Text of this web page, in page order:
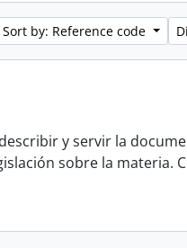
Sort by: Reference code
y servir la
sobre la materia.